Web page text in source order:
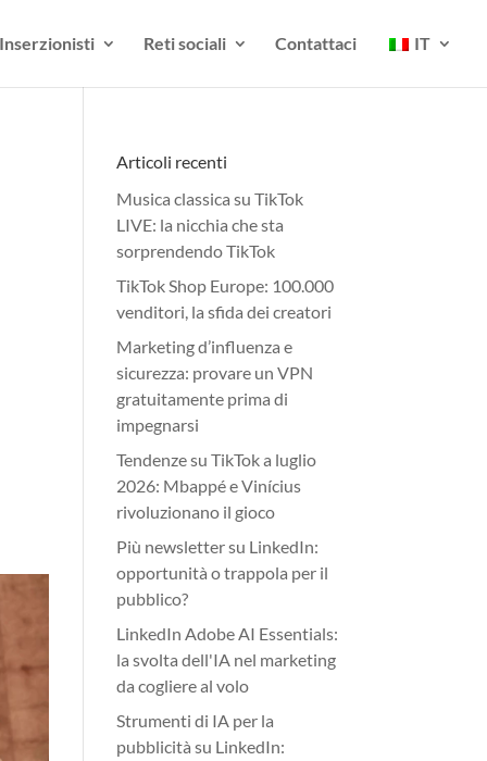
Inserzionisti Reti sociali Contattaci IT
Articoli recenti
Musica classica su TikTok
LIVE: la nicchia che sta
sorprendendo TikTok
TikTok Shop Europe: 100.000
venditori, la sfida dei creatori
Marketing d’influenza e
sicurezza: provare un VPN
gratuitamente prima di
impegnarsi
Tendenze su TikTok a luglio
2026: Mbappé e Vinícius
rivoluzionano il gioco
Più newsletter su LinkedIn:
opportunità o trappola per il
pubblico?
LinkedIn Adobe AI Essentials:
la svolta dell'IA nel marketing
da cogliere al volo
Strumenti di IA per la
pubblicità su LinkedIn: